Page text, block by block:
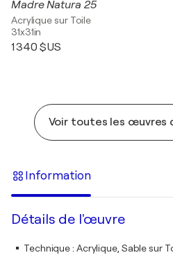
Madre Natura 25
Acrylique sur Toile
31x31in
1 340 $US
Voir toutes les œuvres
Information
Détails de l'œuvre
Technique: Acrylique, Sable sur